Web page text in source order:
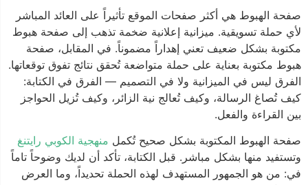
صفحة الهبوط هي أكثر صفحات الموقع تأثيراً على العائد المباشر
لأي حملة تسويقية. ميزانية إعلانية ضخمة تذهب إلى صفحة هبوط
مكتوبة بشكل ضعيف تعني إهداراً مضموناً. في المقابل، صفحة
هبوط مكتوبة بعناية على حملة متواضعة تُحقق نتائج تفوق توقعاتها.
الفرق ليس في الميزانية ولا في التصميم — الفرق في الكتابة:
كيف تُصاغ الرسالة، وكيف تُعالج نية الزائر، وكيف تُزيل الحواجز
بين القراءة والفعل.
صفحة الهبوط المكتوبة بشكل صحيح تُكمل منهجية الكوبي رايتنغ
وتستفيد منها بشكل مباشر. قبل الكتابة، تأكد أن لديك وضوحاً تاماً
في: من هو الجمهور المستهدف لهذه الحملة تحديداً، وما العرض